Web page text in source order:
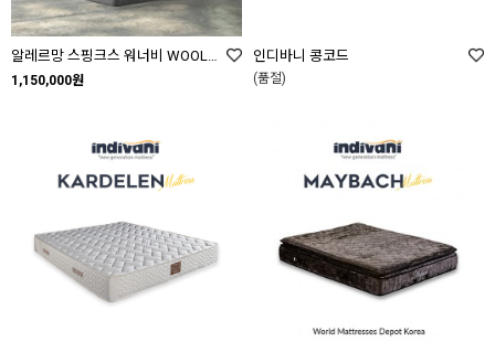
알레르망 스핑크스 워너비 WOOL WANNABE WOOL SS Q K
1,150,000원
인디바니 콩코드
(품절)